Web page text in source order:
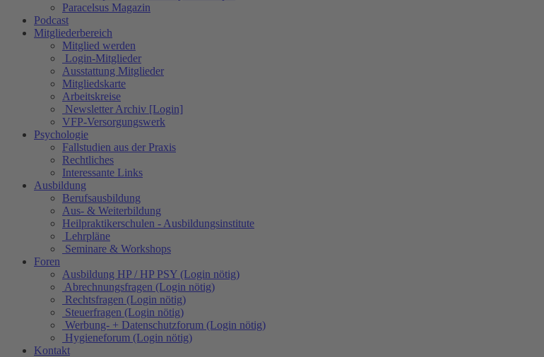
Paracelsus Magazin
Podcast
Mitgliederbereich
Mitglied werden
Login-Mitglieder
Ausstattung Mitglieder
Mitgliedskarte
Arbeitskreise
Newsletter Archiv [Login]
VFP-Versorgungswerk
Psychologie
Fallstudien aus der Praxis
Rechtliches
Interessante Links
Ausbildung
Berufsausbildung
Aus- & Weiterbildung
Heilpraktikerschulen - Ausbildungsinstitute
Lehrpläne
Seminare & Workshops
Foren
Ausbildung HP / HP PSY (Login nötig)
Abrechnungsfragen (Login nötig)
Rechtsfragen (Login nötig)
Steuerfragen (Login nötig)
Werbung- + Datenschutzforum (Login nötig)
Hygieneforum (Login nötig)
Kontakt